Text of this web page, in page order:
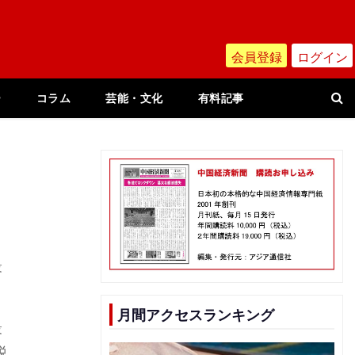
会員登録 ログイン
コラム 芸能・文化 有料記事
月間アクセスランキング